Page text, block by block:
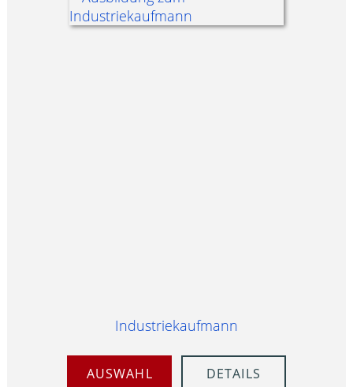
Industriekaufmann
AUSWAHL DETAILS